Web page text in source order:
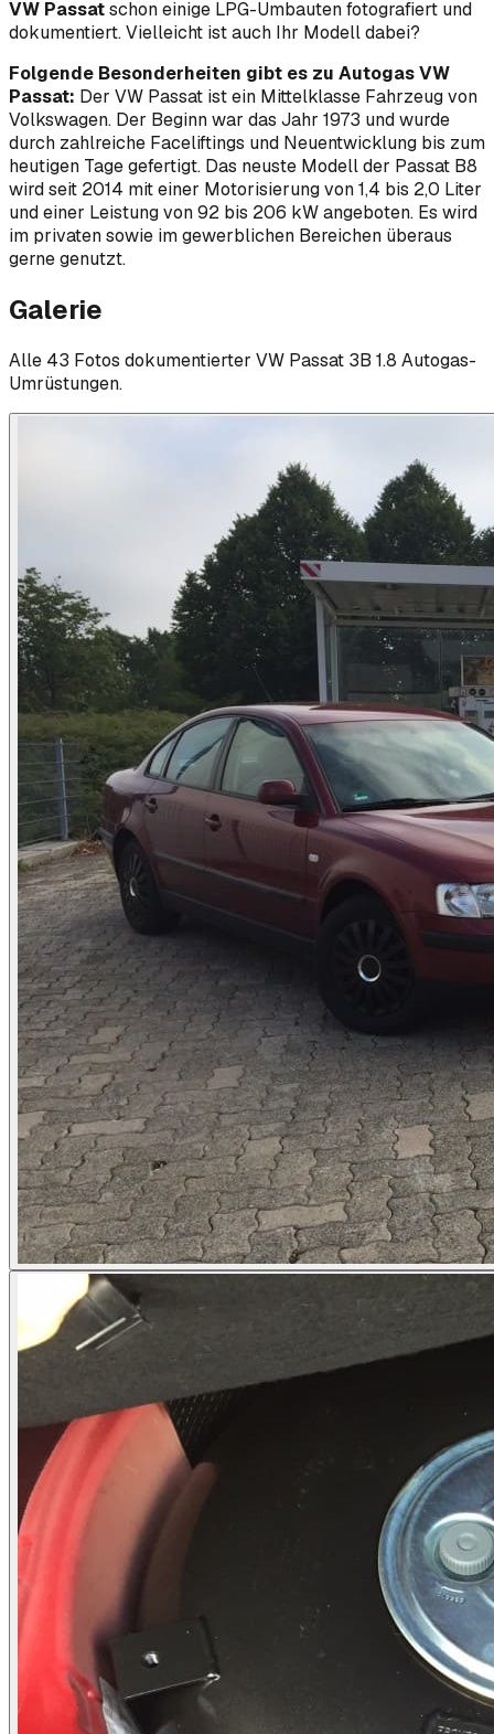
VW Passatschon einige LPG-Umbauten fotografiert und
dokumentiert. Vielleicht ist auch Ihr Modell dabei?
Folgende Besonderheiten gibt es zu Autogas VW
Passat: Der VW Passat ist ein Mittelklasse Fahrzeug von
Volkswagen. Der Beginn war das Jahr 1973 und wurde
durch zahlreiche Faceliftings und Neuentwicklung bis zum
heutigen Tage gefertigt. Das neuste Modell der Passat B8
wird seit 2014 mit einer Motorisierung von 1,4 bis 2,0 Liter
und einer Leistung von 92 bis 206 kW angeboten. Es wird
im privaten sowie im gewerblichen Bereichen überaus
gerne genutzt.
Galerie
Alle 43 Fotos dokumentierter VW Passat 3B 1.8 Autogas-
Umrüstungen.